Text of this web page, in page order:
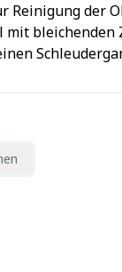
Reinigung der
bleichenden